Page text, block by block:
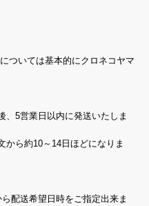
ついては基本的にクロネコヤマ
、5営業日以内に発送いたしま
から約10～14日ほどになりま
配送希望日時をご指定出来ま